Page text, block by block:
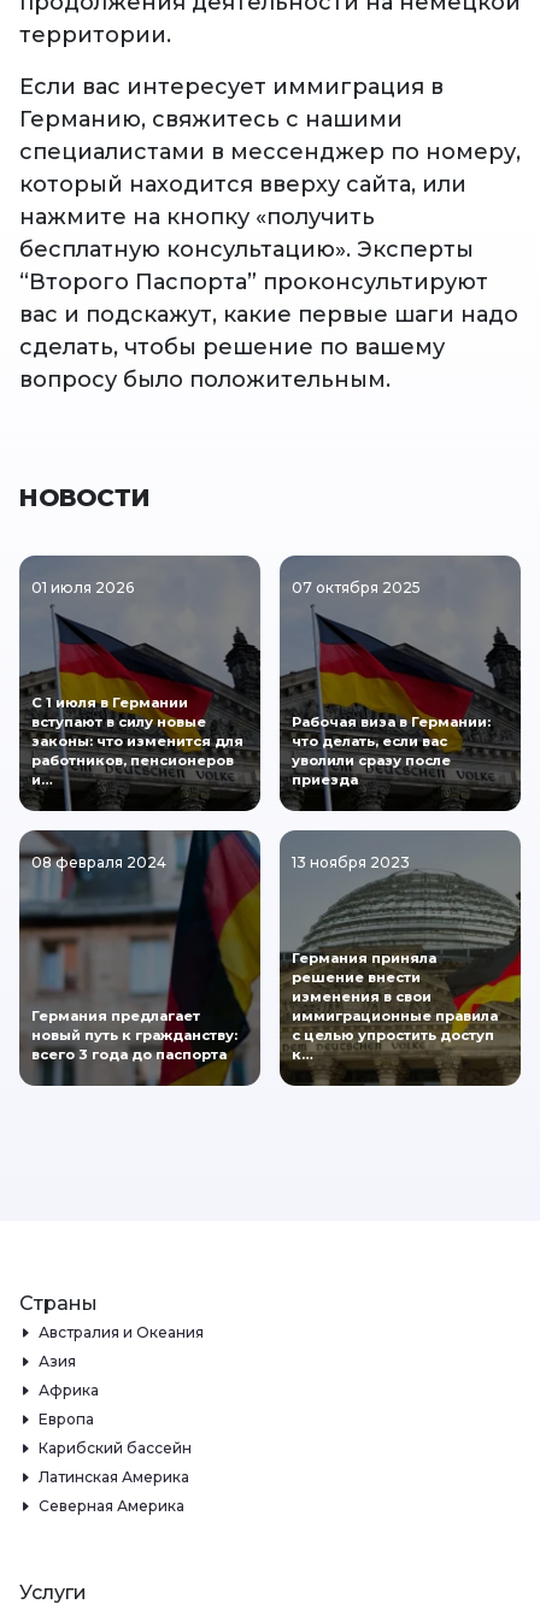
территории.
Если вас интересует иммиграция в
Германию, свяжитесь с нашими
специалистами в мессенджер по номеру,
который находится вверху сайта, или
нажмите на кнопку «получить
бесплатную консультацию». Эксперты
“Второго Паспорта” проконсультируют
вас и подскажут, какие первые шаги надо
сделать, чтобы решение по вашему
вопросу было положительным.
НОВОСТИ
01 июля 2026
С 1 июля в Германии
вступают в силу новые
законы: что изменится для
работников, пенсионеров
и…
07 октября 2025
Рабочая виза в Германии:
что делать, если вас
уволили сразу после
приезда
08 февраля 2024
Германия предлагает
новый путь к гражданству:
всего 3 года до паспорта
13 ноября 2023
Германия приняла
решение внести
изменения в свои
иммиграционные правила
с целью упростить доступ
к…
Страны
Австралия и Океания
Азия
Африка
Европа
Карибский бассейн
Латинская Америка
Северная Америка
Услуги